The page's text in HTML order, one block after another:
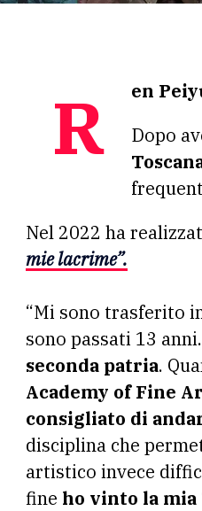
Ren
Dopo
Nel 2022 ha
mie lacrime”.
“Mi sono trasferito
sono passati 13 anni.
seconda patria.
Academy of Fine
consigliato di
disciplina che
artistico invece
fine ho vinto la mia